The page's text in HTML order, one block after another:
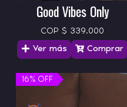
Good Vibes Only
COP$ 339.000
Ver más
Comprar
16% OFF
16% OFF